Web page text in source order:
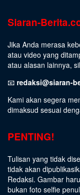
Siaran-
Jika Anda merasa
atau video yang
atau alasan lainnya,
📧 redaksi@siaran-
Kami akan segera
dimaksud sesuai
PENTING!
Tulisan yang tidak
tidak akan
Redaksi. Gambar
bukan foto selfie